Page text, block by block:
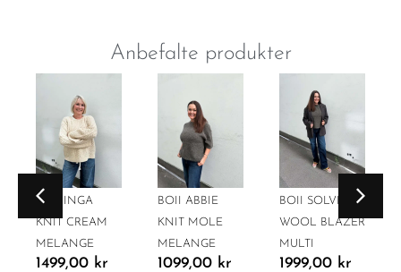
Anbefalte produkter
BOII INGA
KNIT CREAM
MELANGE
1499,00 kr
BOII ABBIE
KNIT MOLE
MELANGE
1099,00 kr
BOII SOLVEJ
WOOL BLAZER
MULTI
1999,00 kr